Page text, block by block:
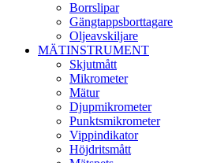
Borrslipar
Gängtappsborttagare
Oljeavskiljare
MÄTINSTRUMENT
Skjutmått
Mikrometer
Mätur
Djupmikrometer
Punktsmikrometer
Vippindikator
Höjdritsmått